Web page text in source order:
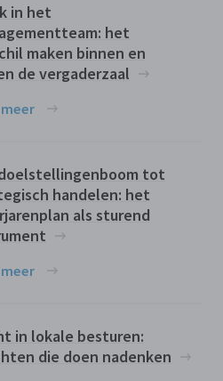
in het
het
maken binnen en
de vergaderzaal
tot
handelen: het
als sturend
in lokale besturen:
die doen nadenken